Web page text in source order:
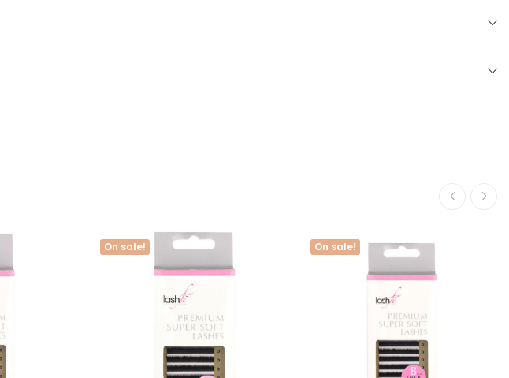
On sale! On sale!